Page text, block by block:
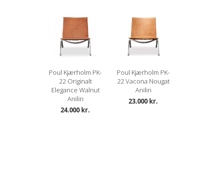
Poul Kjærholm PK-
22 Originalt
Elegance Walnut
Anilin
24.000 kr.
Poul Kjærholm PK-
22 Vacona Nougat
Anilin
23.000 kr.